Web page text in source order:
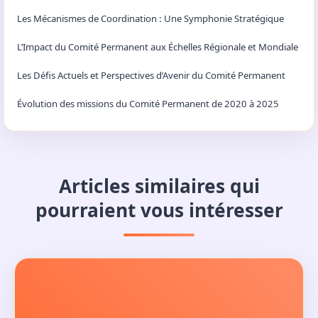
Les Mécanismes de Coordination : Une Symphonie Stratégique
L’Impact du Comité Permanent aux Échelles Régionale et Mondiale
Les Défis Actuels et Perspectives d’Avenir du Comité Permanent
Évolution des missions du Comité Permanent de 2020 à 2025
Articles similaires qui
pourraient vous intéresser